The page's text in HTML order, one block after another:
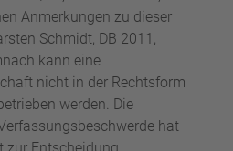
Anmerkungen zu dieser
Schmidt, DB 2011,
kann eine
nicht in der Rechtsform
werden. Die
hat